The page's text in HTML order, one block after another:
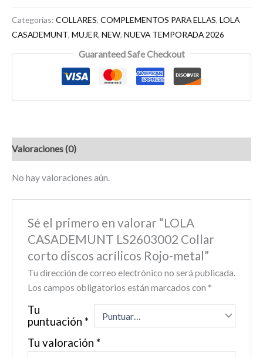
Categorías: COLLARES, COMPLEMENTOS PARA ELLAS, LOLA
CASADEMUNT, MUJER, NEW, NUEVA TEMPORADA 2026
Guaranteed Safe Checkout
Valoraciones (0)
No hay valoraciones aún.
Sé el primero en valorar “LOLA
CASADEMUNT LS2603002 Collar
corto discos acrílicos Rojo-metal”
Tu dirección de correo electrónico no será publicada.
Los campos obligatorios están marcados con *
Tu
puntuación *
Tu valoración *